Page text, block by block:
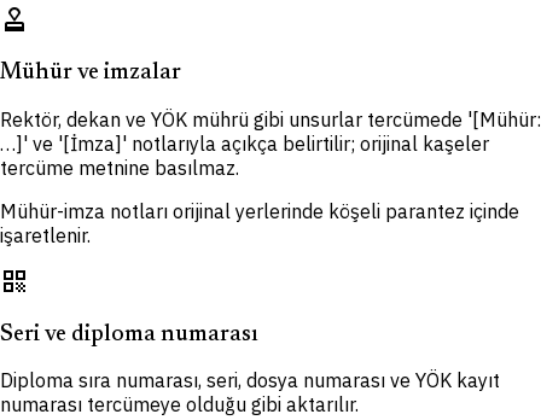
approval
Mühür ve imzalar
Rektör, dekan ve YÖK mührü gibi unsurlar tercümede '[Mühür:
…]' ve '[İmza]' notlarıyla açıkça belirtilir; orijinal kaşeler
tercüme metnine basılmaz.
Mühür-imza notları orijinal yerlerinde köşeli parantez içinde
işaretlenir.
qr_code
Seri ve diploma numarası
Diploma sıra numarası, seri, dosya numarası ve YÖK kayıt
numarası tercümeye olduğu gibi aktarılır.